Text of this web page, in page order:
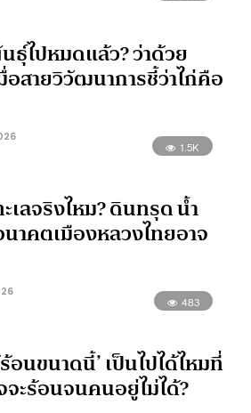
ธุ์ไปหมดแล้ว? ว่าด้วย
สายวิวัฒนาการชี้ว่าไก่คือ
1.5K
เลจริงไหม? ดินทรุด น้ำ
าคตเมืองหลวงไทยอาจ
483
อนขนาดนี้’ เป็นไปได้ไหมที่
จะร้อนจนคนอยู่ไม่ได้?